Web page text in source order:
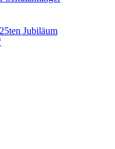
Jubiläum